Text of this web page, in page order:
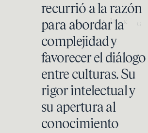
G
H K
recurrió a la razón
para abordar la
complejidad y
favorecer el diálogo
entre culturas. Su
rigor intelectual y
su apertura al
conocimiento